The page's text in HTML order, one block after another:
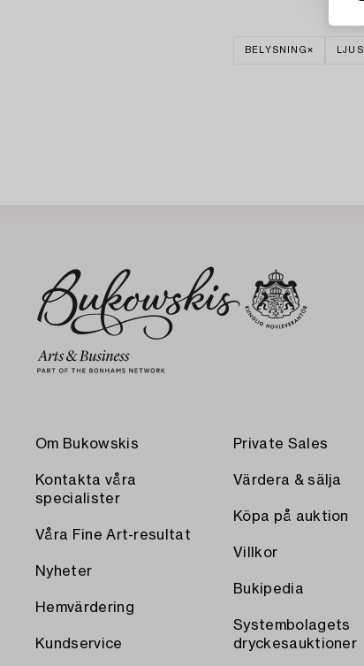
BELYSNING
Om Bukowskis
Kontakta våra
specialister
Våra Fine Art-resultat
Nyheter
Hemvärdering
Kundservice
Private Sales
Värdera & sälja
Köpa på auktion
Villkor
Bukipedia
Systembolagets
dryckesauktioner